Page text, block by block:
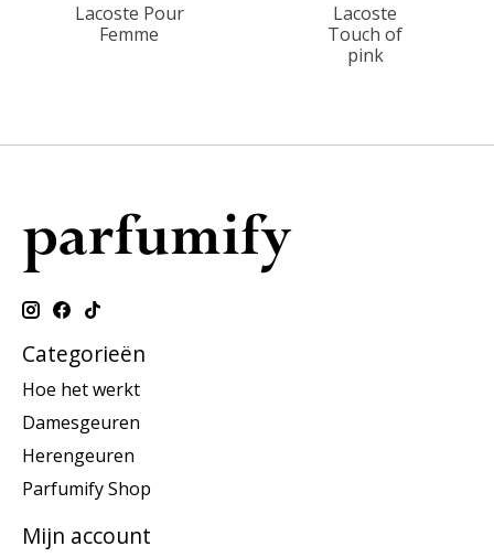
Lacoste Pour
Femme
Lacoste
Touch of
pink
Categorieën
Hoe het werkt
Damesgeuren
Herengeuren
Parfumify Shop
Mijn account